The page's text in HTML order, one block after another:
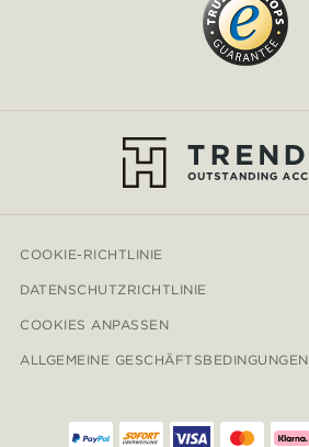
COOKIE-RICHTLINIE
DATENSCHUTZRICHTLINIE
COOKIES ANPASSEN
ALLGEMEINE GESCHÄFTSBEDINGUNGEN